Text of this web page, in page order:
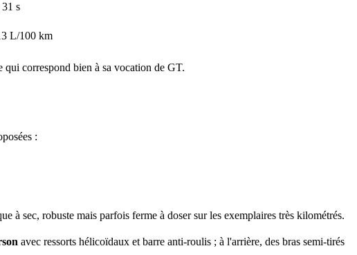
s
L/100 km
qui correspond bien à sa vocation de GT.
:
à sec, robuste mais parfois ferme à doser sur les exemplaires très kilométrés.
avec ressorts hélicoïdaux et barre anti-roulis ; à l'arrière, des bras semi-tirés